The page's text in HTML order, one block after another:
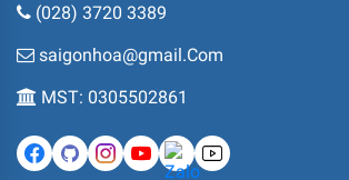
(028) 3720 3389
saigonhoa@gmail.Com
MST: 0305502861